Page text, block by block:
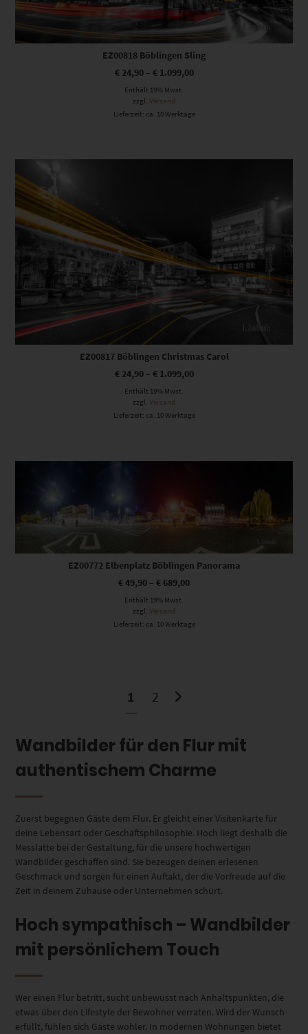
EZ00818 Böblingen Sling
€24,90– €1.099,00
Enthält 19% Mwst.
zzgl.
Versand
Lieferzeit: ca. 10 Werktage
Dieses Produkt weist mehrere Varianten auf. Die Optionen können auf der Produktseite gewählt werden
EZ00817 Böblingen Christmas Carol
€24,90– €1.099,00
Enthält 19% Mwst.
zzgl. Versand
Lieferzeit: ca. 10 Werktage
Dieses Produkt weist mehrere Varianten auf. Die Optionen können auf der Produktseite gewählt werden
EZ00772 Elbenplatz Böblingen Panorama
€49,90 – € 689,00
Enthält 19% Mwst.
zzgl. Versand
Lieferzeit: ca. 10 Werktage
1 2
Wandbilder für den Flur mit
authentischem Charme
Zuerst begegnen Gäste dem Flur. Er gleicht einer Visitenkarte für
deine Lebensart oder Geschäftsphilosophie. Hoch liegt deshalb die
Messlatte bei der Gestaltung, für die unsere hochwertigen
Wandbilder geschaffen sind. Sie bezeugen deinen erlesenen
Geschmack und sorgen für einen Auftakt, der die Vorfreude auf die
Zeit in deinem Zuhause oder Unternehmen schürt.
Hoch sympathisch – Wandbilder
mit persönlichem Touch
Wer einen Flur betritt, sucht unbewusst nach Anhaltspunkten, die
etwas über den Lifestyle der Bewohner verraten. Wird der Wunsch
erfüllt, fühlen sich Gäste wohler. In modernen Wohnungen bietet